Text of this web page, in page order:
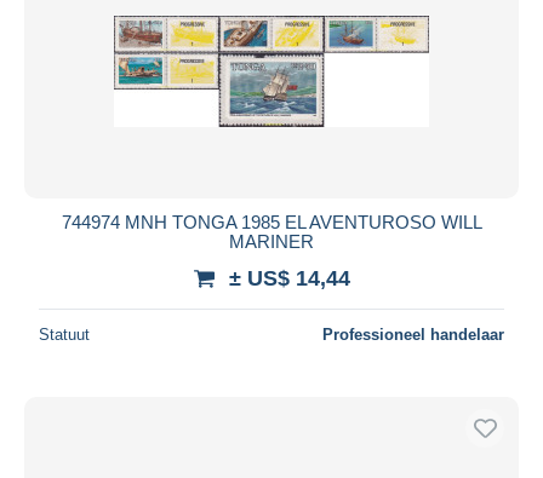
744974 MNH TONGA 1985 EL AVENTUROSO WILL
MARINER
± US$ 14,44
Statuut Professioneel handelaar